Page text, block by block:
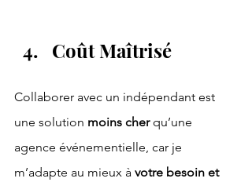
Coût Maîtrisé
Collaborer avec un indépendant est
une solution moins cher qu’une
agence événementielle, car je
m’adapte au mieux à votre besoin et